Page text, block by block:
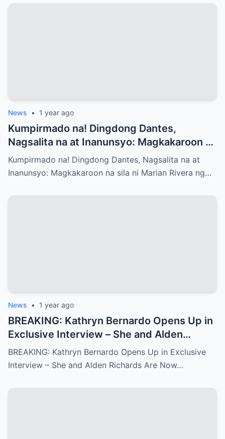
News • 1 year ago
Kumpirmado na! Dingdong Dantes,
Nagsalita na at Inanunsyo: Magkakaroon na
sila ni Marian Rivera ng Baby No.3 – Ano
ang mga Emosyon at Kwento sa Likod ng
Kumpirmado na! Dingdong Dantes, Nagsalita na at
Inanunsyo: Magkakaroon na sila ni Marian Rivera ng…
News • 1 year ago
BREAKING: Kathryn Bernardo Opens Up in
Exclusive Interview – She and Alden
Richards Are Now Officially Together
BREAKING: Kathryn Bernardo Opens Up in Exclusive
Interview – She and Alden Richards Are Now…